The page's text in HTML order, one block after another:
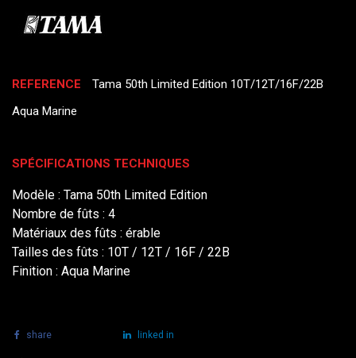
REFERENCE
Tama 50th Limited Edition 10T/12T/16F/22B
Aqua Marine
SPÉCIFICATIONS TECHNIQUES
Modèle : Tama 50th Limited Edition
Nombre de fûts : 4
Matériaux des fûts : érable
Tailles des fûts : 10T / 12T / 16F / 22B
Finition : Aqua Marine
share linked in